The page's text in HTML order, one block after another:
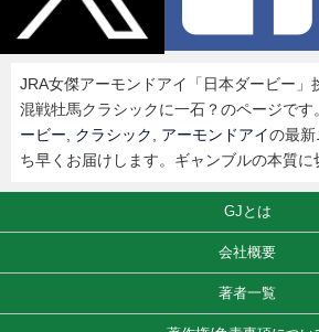
JRA女傑アーモンドアイ「日本ダービー
混戦牡馬クラシックに一石？のページです
ービー, クラシック, アーモンドアイの最
ち早くお届けします。ギャンブルの本質に
GJとは
会社概要
著者一覧